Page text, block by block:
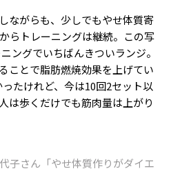
ながらも、少しでもやせ体質寄
らトレーニングは継続。この写
ングでいちばんきついランジ。
ことで脂肪燃焼効果を上げてい
たけれど、今は10回2セット以
は歩くだけでも筋肉量は上がり
子さん「やせ体質作りがダイエ